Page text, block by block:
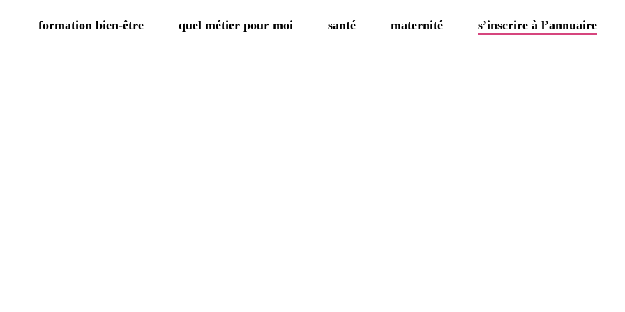
formation bien-être quel métier pour moi santé maternité s’inscrire à l’annuaire